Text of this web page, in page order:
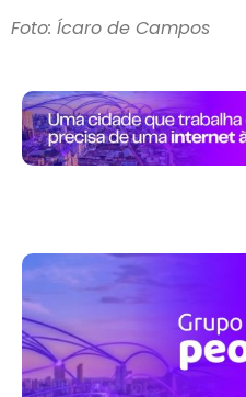
Foto: Ícaro de Campos